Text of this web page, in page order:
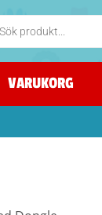
VARUKORG